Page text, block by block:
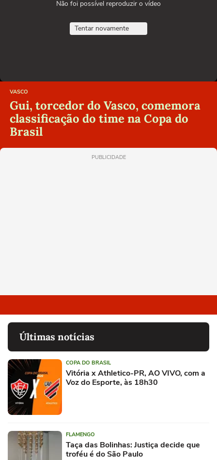
Não foi possível reproduzir o vídeo
Tentar novamente
VASCO
Gui, torcedor do Vasco, comemora
classificação do time na Copa do
Brasil
PUBLICIDADE
Últimas notícias
COPA DO BRASIL
Vitória x Athletico-PR, AO VIVO, com a
Voz do Esporte, às 18h30
FLAMENGO
Taça das Bolinhas: Justiça decide que
troféu é do São Paulo